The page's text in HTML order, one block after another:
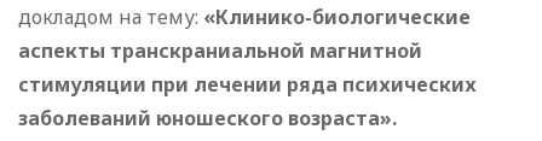
докладом на тему: «Клинико-биологические
аспекты транскраниальной магнитной
стимуляции при лечении ряда психических
заболеваний юношеского возраста».